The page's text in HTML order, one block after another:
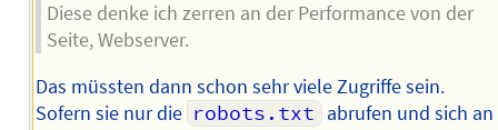
Diese denke ich zerren an der Performance von der
Seite, Webserver.
Das müssten dann schon sehr viele Zugriffe sein.
Sofern sie nur die robots.txt abrufen und sich an